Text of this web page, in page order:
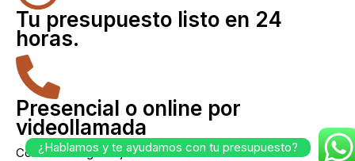
Tu presupuesto listo en 24
horas.
Presencial o online por
videollamada
Como te venga mejor.
¿Hablamos y te ayudamos con tu presupuesto?